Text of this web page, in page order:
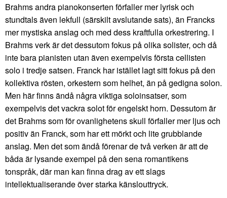
Brahms andra pianokonserten förfaller mer lyrisk och
stundtals även lekfull (särskilt avslutande sats), än Francks
mer mystiska anslag och med dess kraftfulla orkestrering. I
Brahms verk är det dessutom fokus på olika solister, och då
inte bara pianisten utan även exempelvis första cellisten
solo i tredje satsen. Franck har istället lagt sitt fokus på den
kollektiva rösten, orkestern som helhet, än på gedigna solon.
Men här finns ändå några viktiga soloinsatser, som
exempelvis det vackra solot för engelskt horn. Dessutom är
det Brahms som för ovanlighetens skull förfaller mer ljus och
positiv än Franck, som har ett mörkt och lite grubblande
anslag. Men det som ändå förenar de två verken är att de
båda är lysande exempel på den sena romantikens
tonspråk, där man kan finna drag av ett slags
intellektualiserande över starka känslouttryck.